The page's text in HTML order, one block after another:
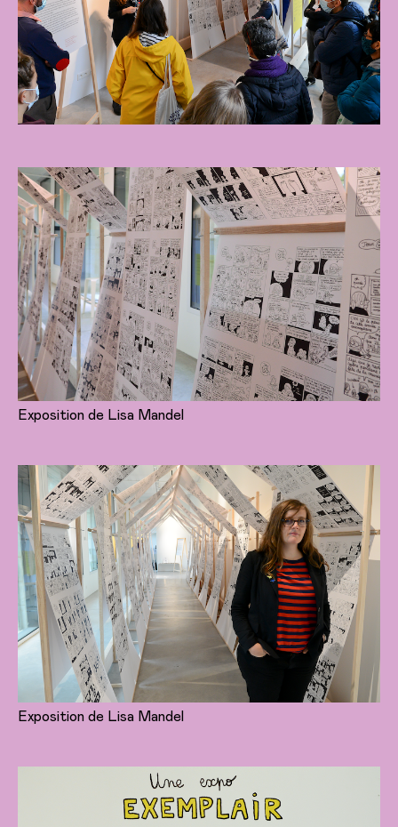
Exposition de Lisa Mandel
Exposition de Lisa Mandel